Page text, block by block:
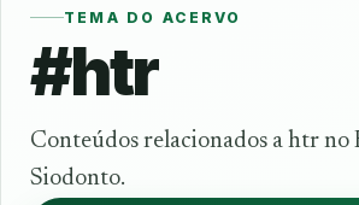
TEMA DO ACERVO
#htr
Conteúdos relacionados a htr no
Siodonto.